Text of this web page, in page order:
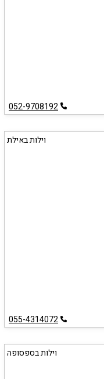
052-9708192
וילות באילת
055-4314072
וילות בספסופה